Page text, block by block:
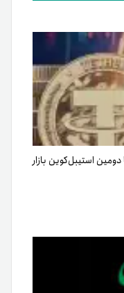
دومین استیبل‌کوین بازار